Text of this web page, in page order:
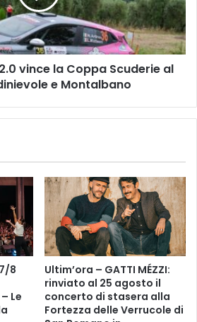
vince la Coppa Scuderie al
e Montalbano
8
Le
Ultim’ora – GATTI MÉZZI:
rinviato al 25 agosto il
concerto di stasera alla
Fortezza delle Verrucole di